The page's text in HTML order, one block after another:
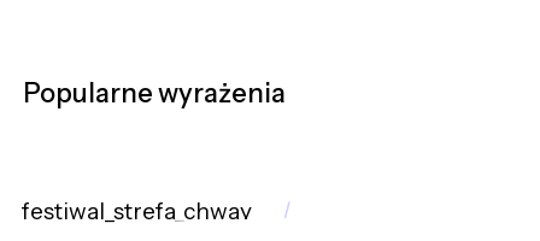
Popularne wyrażenia
festiwal_strefa_chway